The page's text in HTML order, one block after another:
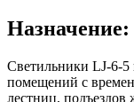
Назначение:
Светильники LJ-6-5
помещений с
лестниц, подъездов